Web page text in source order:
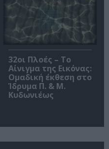
32οι Πλοές – Το
Αίνιγμα της Εικόνας:
Ομαδική έκθεση στο
Ίδρυμα Π. & Μ.
Κυδωνιέως